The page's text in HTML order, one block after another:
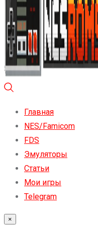
Главная
NES/Famicom
FDS
Эмуляторы
Статьи
Мои игры
Telegram
×